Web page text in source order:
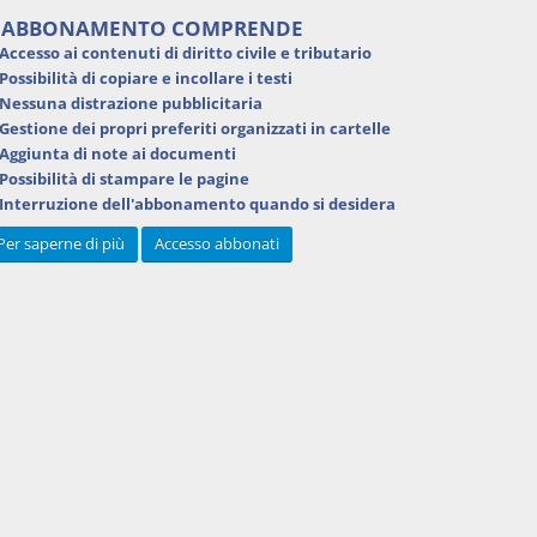
COMPRENDE
Accesso ai contenuti di diritto civile e tributario
Possibilità di copiare e incollare i testi
Nessuna distrazione pubblicitaria
Gestione dei propri preferiti organizzati in cartelle
Aggiunta di note ai documenti
Possibilità di stampare le pagine
Interruzione dell'abbonamentoquando si desidera
saperne di più
Accesso abbonati